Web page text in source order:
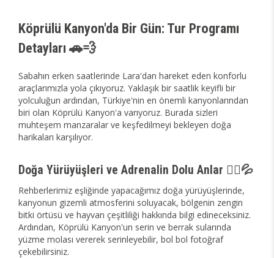
Köprülü Kanyon'da Bir Gün: Tur Programı
Detayları 🚗💨
Sabahın erken saatlerinde Lara'dan hareket eden konforlu
araçlarımızla yola çıkıyoruz. Yaklaşık bir saatlik keyifli bir
yolculuğun ardından, Türkiye'nin en önemli kanyonlarından
biri olan Köprülü Kanyon'a varıyoruz. Burada sizleri
muhteşem manzaralar ve keşfedilmeyi bekleyen doğa
harikaları karşılıyor.
Doğa Yürüyüşleri ve Adrenalin Dolu Anlar 🚶‍♀️💦
Rehberlerimiz eşliğinde yapacağımız doğa yürüyüşlerinde,
kanyonun gizemli atmosferini soluyacak, bölgenin zengin
bitki örtüsü ve hayvan çeşitliliği hakkında bilgi edineceksiniz.
Ardından, Köprülü Kanyon'un serin ve berrak sularında
yüzme molası vererek serinleyebilir, bol bol fotoğraf
çekebilirsiniz.